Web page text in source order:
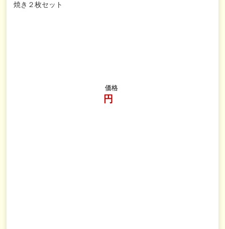
焼き２枚セット